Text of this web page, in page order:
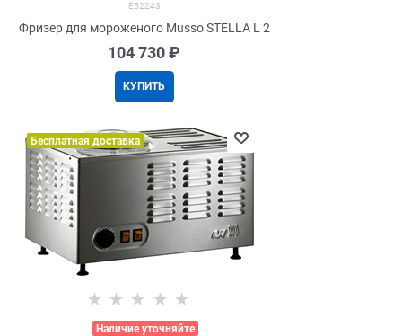
E52243
Фризер для мороженого Musso STELLA L 2
104 730 ₽
КУПИТЬ
Бесплатная доставка
Наличие уточняйте